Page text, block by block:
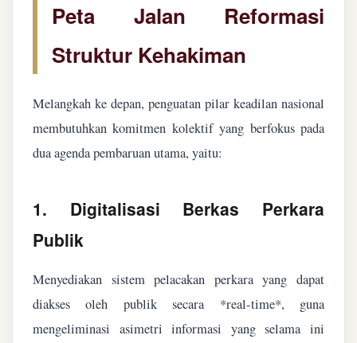
Peta Jalan Reformasi
Struktur Kehakiman
Melangkah ke depan, penguatan pilar keadilan nasional
membutuhkan komitmen kolektif yang berfokus pada
dua agenda pembaruan utama, yaitu:
1. Digitalisasi Berkas Perkara
Publik
Menyediakan sistem pelacakan perkara yang dapat
diakses oleh publik secara *real-time*, guna
mengeliminasi asimetri informasi yang selama ini